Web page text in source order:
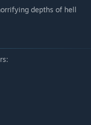
depths of hell